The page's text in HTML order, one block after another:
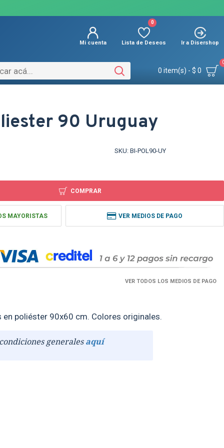
Mi cuenta Lista de Deseos
0
Ir a Disershop
0 item(s) - $ 0
90 Uruguay
SKU: BI-POL90-UY
COMPRAR
MAYORISTAS VER MEDIOS DE PAGO
poliéster 90x60 cm. Colores originales.
generalesaquí
VER TODOS LOS MEDIOS DE PAGO